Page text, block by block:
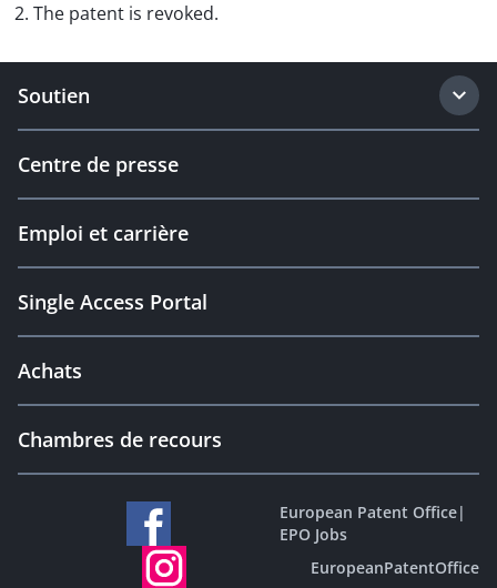
2. The patent is revoked.
Soutien
Centre de presse
Emploi et carrière
Single Access Portal
Achats
Chambres de recours
European Patent Office|
EPO Jobs
EuropeanPatentOffice